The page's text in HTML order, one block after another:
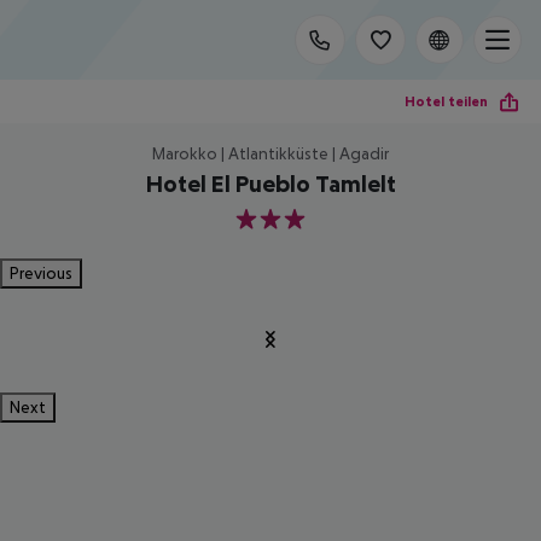
Hotel teilen
Marokko | Atlantikküste | Agadir
Hotel El Pueblo Tamlelt
3
Previous
Next